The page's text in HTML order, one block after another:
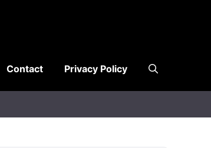
Contact Privacy Policy